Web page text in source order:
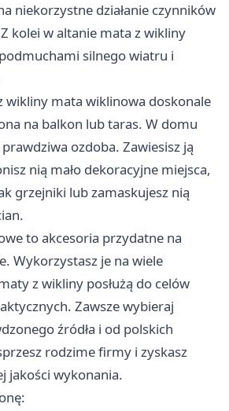
niekorzystne działanie czynników
kolei w altanie mata z wikliny
silnego wiatru i
wikliny mata wiklinowa doskonale
na balkon lub taras. W domu
ozdoba. Zawiesisz ją
nią mało dekoracyjne miejsca,
grzejniki lub zamaskujesz nią
to akcesoria przydatne na
Wykorzystasz je na wiele
z wikliny posłużą do celów
Zawsze wybieraj
źródła i od polskich
rodzime firmy i zyskasz
jakości wykonania.